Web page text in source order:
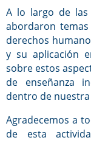
A lo largo de las
abordaron
derechos
y su aplicación
sobre estos
de enseñanza
dentro de
Agradecemos a
de esta